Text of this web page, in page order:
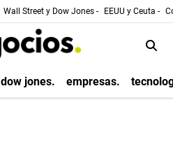
Wall Street y Dow Jones - EEUU y Ceuta -
dow jones. empresas.